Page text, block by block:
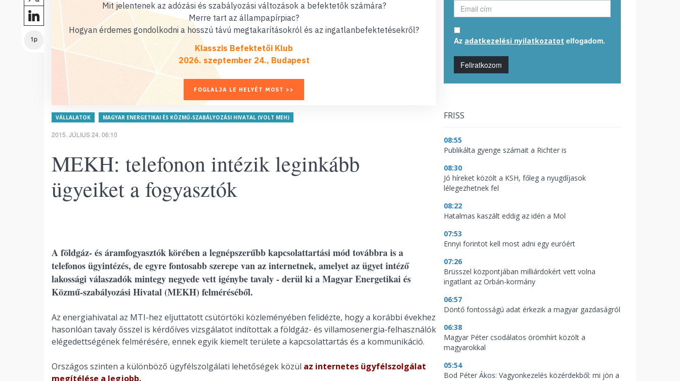
1p
Mit jelentenek az adózási és szabályozási változások a befektetők számára?
Merre tart az állampapírpiac?
Hogyan érdemes gondolkodni a hosszú távú megtakarításokról és az ingatlanbefektetésekről?
Klasszis Befektetői Klub
2026. szeptember 24., Budapest
FOGLALJA LE HELYÉT MOST >>
VÁLLALATOK MAGYAR ENERGETIKAI ÉS KÖZMŰ-SZABÁLYOZÁSI HIVATAL (VOLT MEH)
2015. JÚLIUS 24. 06:10
MEKH: telefonon intézik leginkább
ügyeiket a fogyasztók
A földgáz- és áramfogyasztók körében a legnépszerűbb kapcsolattartási mód továbbra is a
telefonos ügyintézés, de egyre fontosabb szerepe van az internetnek, amelyet az ügyet intéző
lakossági válaszadók mintegy negyede vett igénybe tavaly - derül ki a Magyar Energetikai és
Közmű-szabályozási Hivatal (MEKH) felméréséből.
Az energiahivatal az MTI-hez eljuttatott csütörtöki közleményében felidézte, hogy a korábbi évekhez
hasonlóan tavaly ősszel is kérdőíves vizsgálatot indítottak a földgáz- és villamosenergia-felhasználók
elégedettségének felmérésére, ennek egyik kiemelt területe a kapcsolattartás és a kommunikáció.
Országos szinten a különböző ügyfélszolgálati lehetőségek közül az internetes ügyfélszolgálat
megítélése a legjobb.
Az adatkezelési nyilatkozatot elfogadom.
Feliratkozom
FRISS
08:55
Publikálta gyenge számait a Richter is
08:30
Jó híreket közölt a KSH, főleg a nyugdíjasok
lélegezhetnek fel
08:22
Hatalmas kaszált eddig az idén a Mol
07:53
Ennyi forintot kell most adni egy euróért
07:26
Brüsszel központjában milliárdokért vett volna
ingatlant az Orbán-kormány
06:57
Döntő fontosságú adat érkezik a magyar gazdaságról
06:38
Magyar Péter csodálatos örömhírt közölt a
magyarokkal
05:54
Bod Péter Ákos: Vagyonkezelés közérdekből: mi jön a